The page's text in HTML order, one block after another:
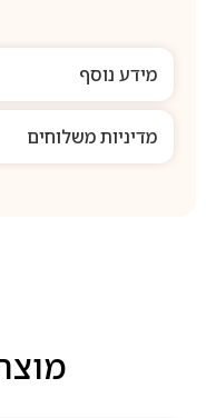
מידע נוסף
מדיניות משלוחים